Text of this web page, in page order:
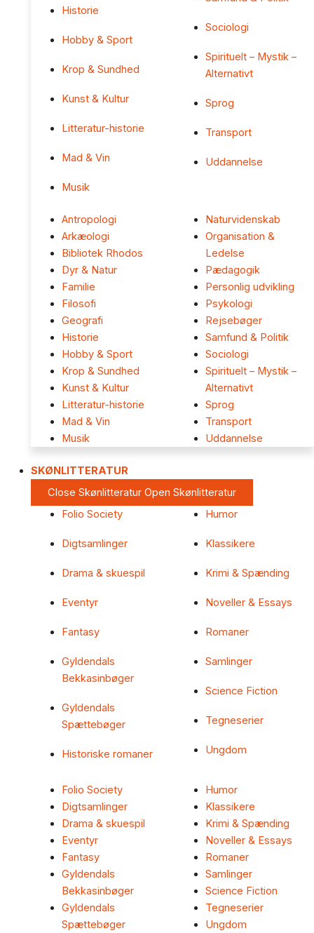
Historie
Hobby & Sport
Krop & Sundhed
Kunst & Kultur
Litteratur-historie
Mad & Vin
Musik
Sociologi
Spirituelt – Mystik –
Alternativt
Sprog
Transport
Uddannelse
Antropologi
Arkæologi
Bibliotek Rhodos
Dyr & Natur
Familie
Filosofi
Geografi
Historie
Hobby & Sport
Krop & Sundhed
Kunst & Kultur
Litteratur-historie
Mad & Vin
Musik
Naturvidenskab
Organisation &
Ledelse
Pædagogik
Personlig udvikling
Psykologi
Rejsebøger
Samfund & Politik
Sociologi
Spirituelt – Mystik –
Alternativt
Sprog
Transport
Uddannelse
SKØNLITTERATUR
Close Skønlitteratur Open Skønlitteratur
Folio Society
Digtsamlinger
Drama & skuespil
Eventyr
Fantasy
Gyldendals
Bekkasinbøger
Gyldendals
Spættebøger
Historiske romaner
Humor
Klassikere
Krimi & Spænding
Noveller & Essays
Romaner
Samlinger
Science Fiction
Tegneserier
Ungdom
Folio Society
Digtsamlinger
Drama & skuespil
Eventyr
Fantasy
Gyldendals
Bekkasinbøger
Gyldendals
Spættebøger
Humor
Klassikere
Krimi & Spænding
Noveller & Essays
Romaner
Samlinger
Science Fiction
Tegneserier
Ungdom